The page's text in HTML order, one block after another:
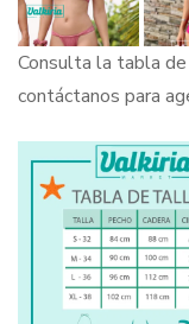
Consulta la tabla
contáctanos para